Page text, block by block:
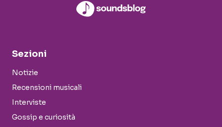
Sezioni
Notizie
Recensioni musicali
Interviste
Gossip e curiosità